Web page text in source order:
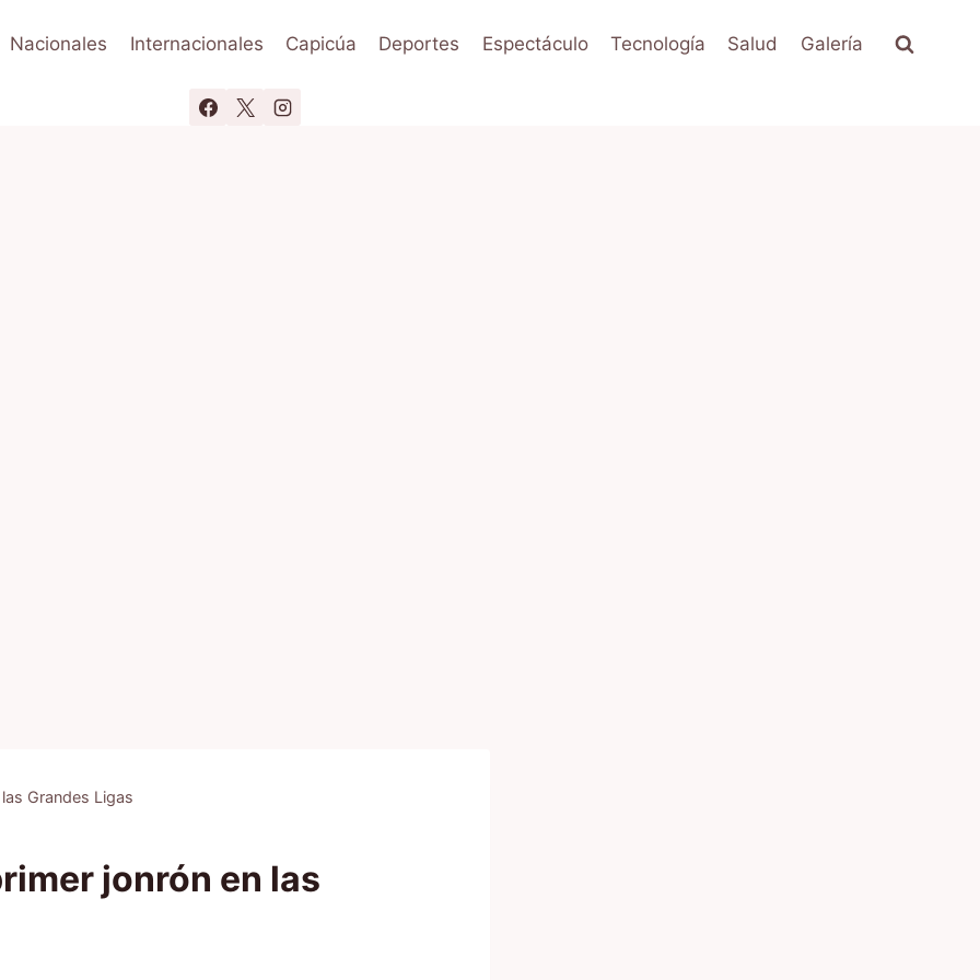
Nacionales Internacionales Capicúa Deportes Espectáculo Tecnología Salud Galería
Grandes Ligas
jonrón en las